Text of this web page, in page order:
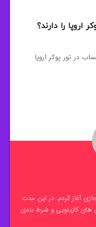
اروپا را دارند؟
در تور پوکر اروپا
مجازی آغاز کردم. در این مدت
کازینویی و شرط بندی